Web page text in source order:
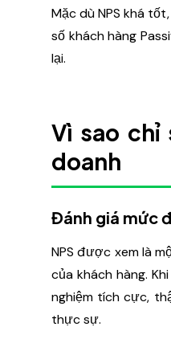
Mặc dù NPS khá
số khách hàng
lại.
Vì sao chỉ
doanh
Đánh giá mức
NPS được xem là
của khách hàng.
nghiệm tích cực,
thực sự.